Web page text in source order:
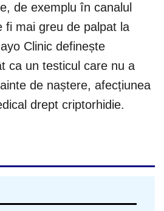
de exemplu în canalul
fi mai greu de palpat la
Clinic definește
ca un testicul care nu a
de naștere, afecțiunea
drept criptorhidie.